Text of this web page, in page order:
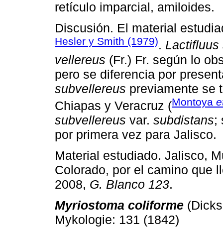
retículo imparcial, amiloides.
Discusión. El material
Hesler y Smith (1979). Lactifluus
vellereus (Fr.) Fr. según lo
pero se diferencia por
subvellereus previamente se
Chiapas y Veracruz (Montoya
subvellereus var. subdistans;
por primera vez para Jalisco.
Material estudiado. Jalisco,
Colorado, por el camino que
2008, G. Blanco 123.
Myriostoma coliforme
Mykologie: 131 (1842)